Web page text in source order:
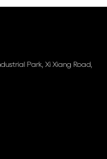
Park, Xi Xiang Road,